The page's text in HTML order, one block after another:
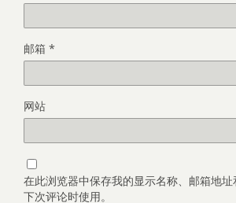
邮箱 *
网站
在此浏览器中保存我的显示名称、邮箱地
下次评论时使用。